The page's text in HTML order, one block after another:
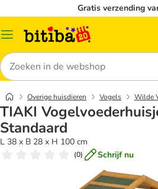
Gratis verzending
Catalogusmenu
Zoeken
Overige huisdieren Vogels Wilde
TIAKI
Standaard
L 38 x B 28 x H 100 cm
(0) Schrijf nu